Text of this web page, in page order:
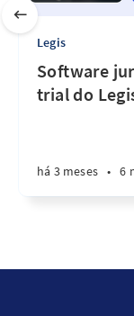
Legis
Software
trial do
há 3 meses • 6